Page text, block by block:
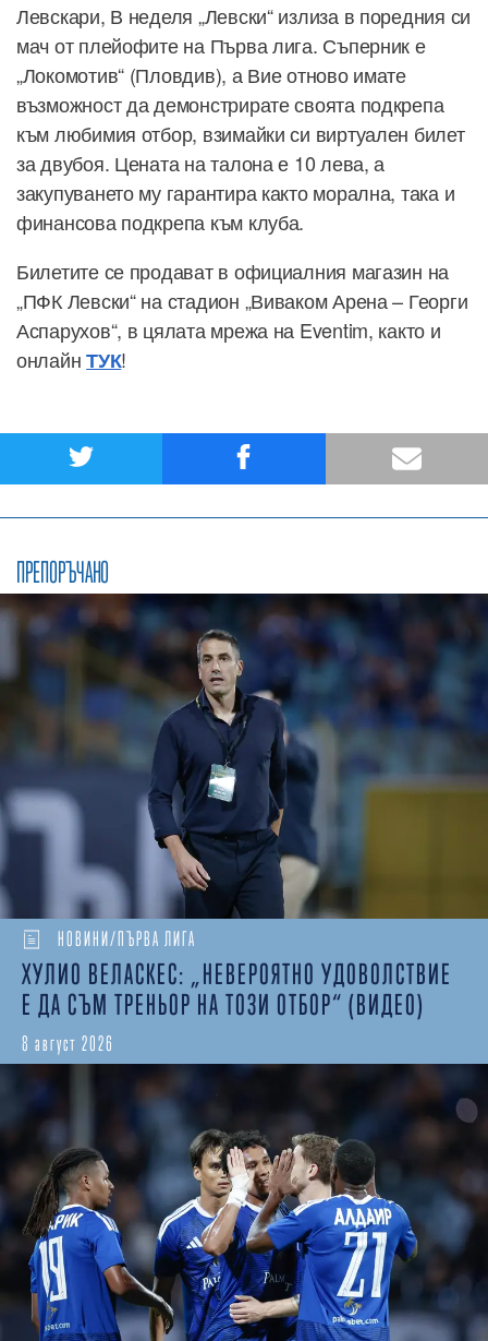
Левскари, В неделя „Левски“ излиза в поредния си
мач от плейофите на Първа лига. Съперник е
„Локомотив“ (Пловдив), а Вие отново имате
възможност да демонстрирате своята подкрепа
към любимия отбор, взимайки си виртуален билет
за двубоя. Цената на талона е 10 лева, а
закупуването му гарантира както морална, така и
финансова подкрепа към клуба.
Билетите се продават в официалния магазин на
„ПФК Левски“ на стадион „Виваком Арена – Георги
Аспарухов“, в цялата мрежа на Eventim, както и
онлайнТУК!
ПРЕПОРЪЧАНО
НОВИНИ/ПЪРВА ЛИГА
ХУЛИО ВЕЛАСКЕС: „НЕВЕРОЯТНО УДОВОЛСТВИЕ
Е ДА СЪМ ТРЕНЬОР НА ТОЗИ ОТБОР“ (ВИДЕО)
8 август 2026